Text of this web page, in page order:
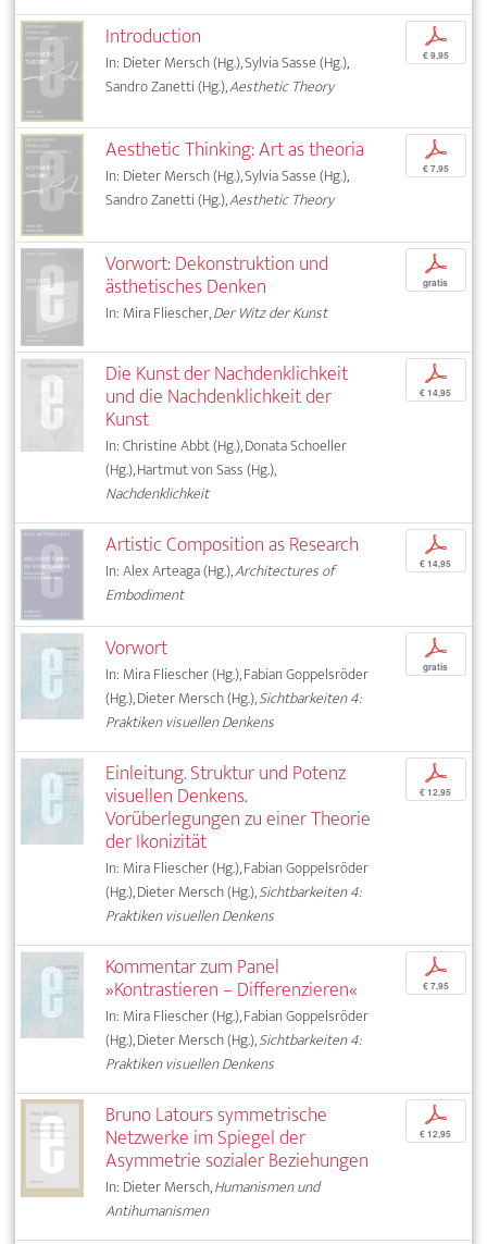
Introduction
In: Dieter Mersch (Hg.), Sylvia Sasse (Hg.),
Sandro Zanetti (Hg.),Aesthetic Theory
p
€ 9,95
Aesthetic Thinking: Art as theoria
In: Dieter Mersch (Hg.), Sylvia Sasse (Hg.),
Sandro Zanetti (Hg.),Aesthetic Theory
p
€ 7,95
Vorwort: Dekonstruktion und
ästhetisches Denken
In: Mira Fliescher,Der Witz der Kunst
p
gratis
Die Kunst der Nachdenklichkeit
und die Nachdenklichkeit der
Kunst
In: Christine Abbt (Hg.), Donata Schoeller
(Hg.), Hartmut von Sass (Hg.),
Nachdenklichkeit
p
€ 14,95
Artistic Composition as Research
In: Alex Arteaga (Hg.),Architectures of
Embodiment
p
€ 14,95
Vorwort
In: Mira Fliescher (Hg.), Fabian Goppelsröder
(Hg.), Dieter Mersch (Hg.),Sichtbarkeiten 4:
Praktiken visuellen Denkens
p
gratis
Einleitung. Struktur und Potenz
visuellen Denkens.
Vorüberlegungen zu einer Theorie
der Ikonizität
In: Mira Fliescher (Hg.), Fabian Goppelsröder
(Hg.), Dieter Mersch (Hg.),Sichtbarkeiten 4:
Praktiken visuellen Denkens
p
€ 12,95
Kommentar zum Panel
»Kontrastieren – Differenzieren«
In: Mira Fliescher (Hg.), Fabian Goppelsröder
(Hg.), Dieter Mersch (Hg.),Sichtbarkeiten 4:
Praktiken visuellen Denkens
p
€ 7,95
Bruno Latours symmetrische
Netzwerke im Spiegel der
Asymmetrie sozialer Beziehungen
In: Dieter Mersch,Humanismen und
Antihumanismen
p
€ 12,95